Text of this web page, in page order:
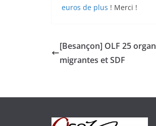
euros de plus ! Merci !
[Besançon] OLF 25
migrantes et SDF